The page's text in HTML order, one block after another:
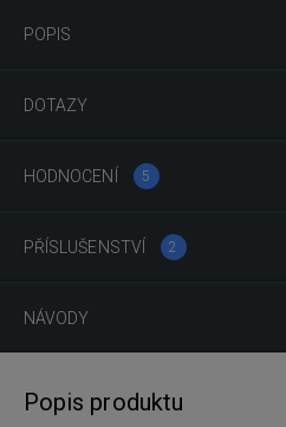
POPIS
DOTAZY
HODNOCENÍ 5
PŘÍSLUŠENSTVÍ 2
NÁVODY
Popis produktu